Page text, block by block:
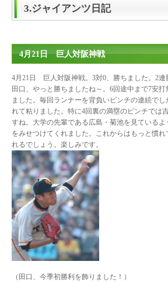
3.ジャイアンツ日記
4月21日 巨人対阪神戦
4月21日 巨人対阪神戦。3対0、勝ちました。2連
田口、やっと勝ちましたね～。6回途中まで7安
ました。毎回ランナーを背負いピンチの連続で
れて粘りました。特に4回裏の満塁のピンチでは
すね。大学の先輩である広島・菊池を見ている
をみせつけてくれました。これからはもっと慣れ
れるでしょう。楽しみです。
（田口、今季初勝利を飾りました！）